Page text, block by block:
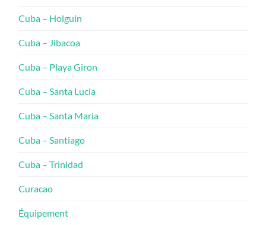
Cuba – Holguin
Cuba – Jibacoa
Cuba – Playa Giron
Cuba – Santa Lucia
Cuba – Santa Maria
Cuba – Santiago
Cuba – Trinidad
Curacao
Équipement